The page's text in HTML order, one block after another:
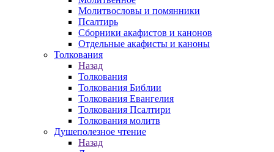
Молитвословы и помянники
Псалтирь
Сборники акафистов и канонов
Отдельные акафисты и каноны
Толкования
Назад
Толкования
Толкования Библии
Толкования Евангелия
Толкования Псалтири
Толкования молитв
Душеполезное чтение
Назад